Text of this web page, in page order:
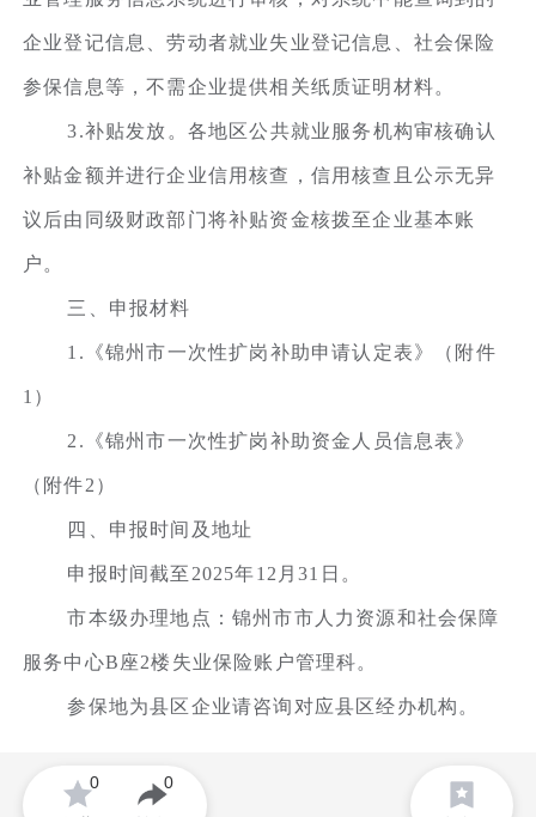
企业登记信息、劳动者就业失业登记信息、社会保险
参保信息等，不需企业提供相关纸质证明材料。
3.补贴发放。各地区公共就业服务机构审核确认
补贴金额并进行企业信用核查，信用核查且公示无异
议后由同级财政部门将补贴资金核拨至企业基本账
户。
三、申报材料
1.《锦州市一次性扩岗补助申请认定表》（附件
1）
2.《锦州市一次性扩岗补助资金人员信息表》
（附件2）
四、申报时间及地址
申报时间截至2025年12月31日。
市本级办理地点：锦州市市人力资源和社会保障
服务中心B座2楼失业保险账户管理科。
参保地为县区企业请咨询对应县区经办机构。
0 0